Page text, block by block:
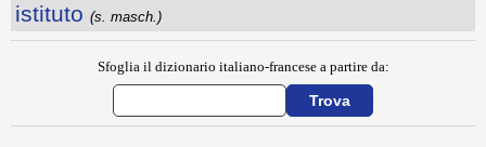
istituto (s. masch.)
Sfoglia il dizionario italiano-francese a partire da: